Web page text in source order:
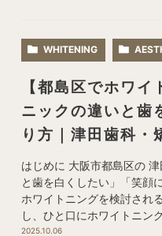
WHITENING
【都島区でホワ
ニックの違いと歯
り方｜津田歯科・
はじめに 大阪市都島区の
と歯を白くしたい」「笑顔
ホワイトニングを検討され
し、ひと口にホワイトニン
2025.10.06